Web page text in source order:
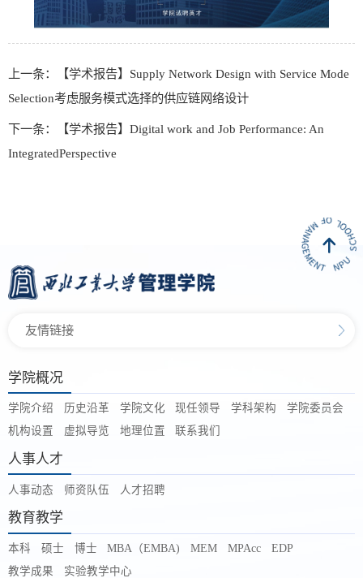
上一条：【学术报告】Supply Network Design with Service Mode
Selection考虑服务模式选择的供应链网络设计
下一条：【学术报告】Digital work and Job Performance: An
IntegratedPerspective
友情链接
学院概况
学院介绍 历史沿革 学院文化 现任领导 学科架构
学院委员会
机构设置
虚拟导览 地理位置 联系我们
人事人才
人事动态 师资队伍 人才招聘
教育教学
本科 硕士 博士 MBA（EMBA) MEM MPAcc
EDP
教学成果
实验教学中心